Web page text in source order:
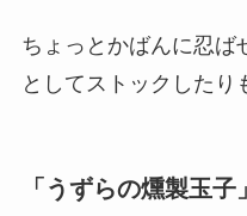
ちょっとかばんに忍ば
としてストックしたり
「うずらの燻製玉